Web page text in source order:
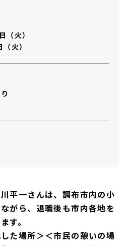
（火）
火）
平一さんは、調布市内の小
がら、退職後も市内各地を
す。
た場所＞＜市民の憩いの場